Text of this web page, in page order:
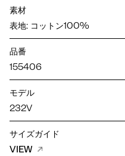
素材
表地: コットン100%
品番
155406
モデル
232V
サイズガイド
VIEW